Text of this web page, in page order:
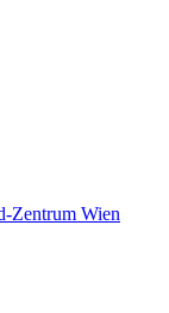
Zentrum Wien